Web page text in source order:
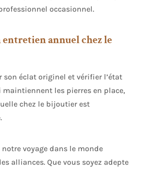
occasionnel.
annuel chez le
son éclat originel et vérifier l’état
les pierres en place,
chez le bijoutier est
notre voyage dans le monde
alliances. Que vous soyez adepte